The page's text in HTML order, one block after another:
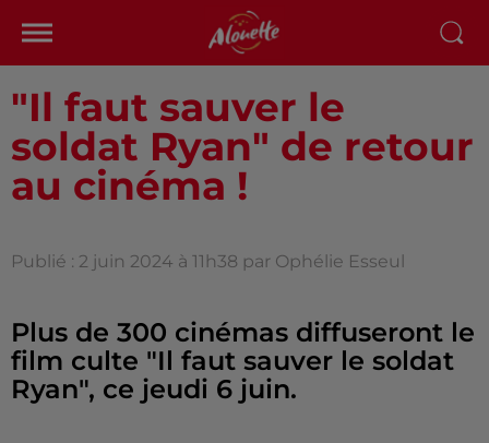
"Il faut sauver le
soldat Ryan" de retour
au cinéma !
Publié : 2 juin 2024 à 11h38 par Ophélie Esseul
Plus de 300 cinémas diffuseront le
film culte "Il faut sauver le soldat
Ryan", ce jeudi 6 juin.